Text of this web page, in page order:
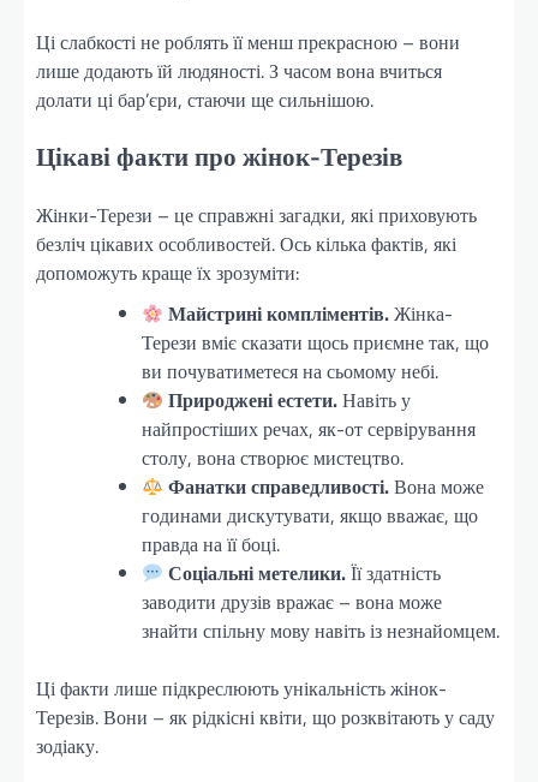
Ці слабкості не роблять її менш прекрасною – вони
лише додають їй людяності. З часом вона вчиться
долати ці бар’єри, стаючи ще сильнішою.
Цікаві факти про жінок-Терезів
Жінки-Терези – це справжні загадки, які приховують
безліч цікавих особливостей. Ось кілька фактів, які
допоможуть краще їх зрозуміти:
Майстрині компліментів.Жінка-
Терези вміє сказати щось приємне так, що
ви почуватиметеся на сьомому небі.
Природжені естети.Навіть у
найпростіших речах, як-от сервірування
столу, вона створює мистецтво.
Фанатки справедливості.Вона може
годинами дискутувати, якщо вважає, що
правда на її боці.
Соціальні метелики.Її здатність
заводити друзів вражає – вона може
знайти спільну мову навіть із незнайомцем.
Ці факти лише підкреслюють унікальність жінок-
Терезів. Вони – як рідкісні квіти, що розквітають у саду
зодіаку.